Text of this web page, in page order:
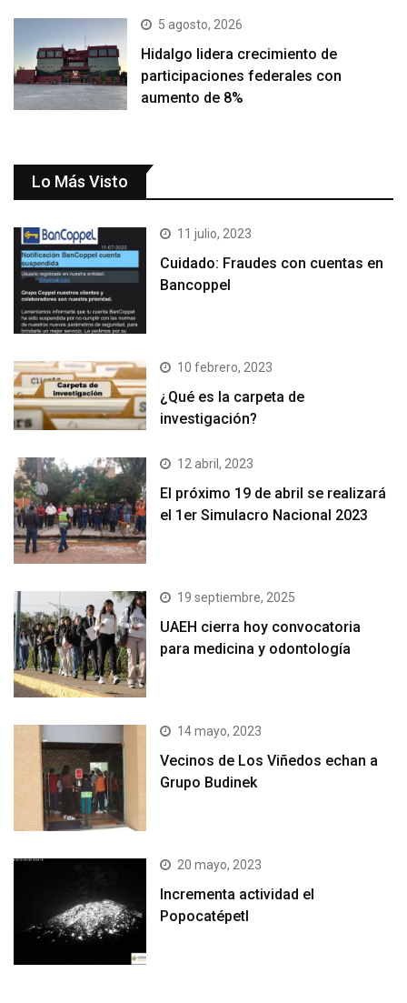
5 agosto, 2026
Hidalgo lidera crecimiento de
participaciones federales con
aumento de 8%
Lo Más Visto
11 julio, 2023
Cuidado: Fraudes con cuentas en
Bancoppel
10 febrero, 2023
¿Qué es la carpeta de
investigación?
12 abril, 2023
El próximo 19 de abril se realizará
el 1er Simulacro Nacional 2023
19 septiembre, 2025
UAEH cierra hoy convocatoria
para medicina y odontología
14 mayo, 2023
Vecinos de Los Viñedos echan a
Grupo Budinek
20 mayo, 2023
Incrementa actividad el
Popocatépetl